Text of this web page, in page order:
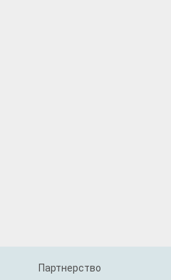
Партнерство